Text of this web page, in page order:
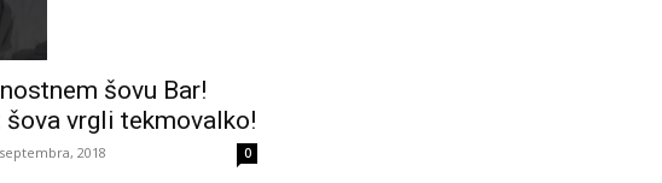
šovu Bar!
šova vrgli tekmovalko!
2018 0